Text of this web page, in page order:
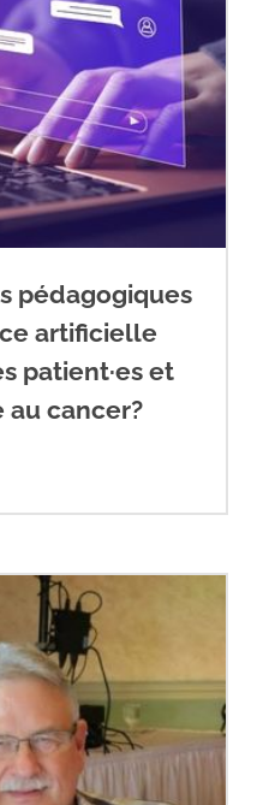
pédagogiques
artificielle
patient·es et
au cancer?